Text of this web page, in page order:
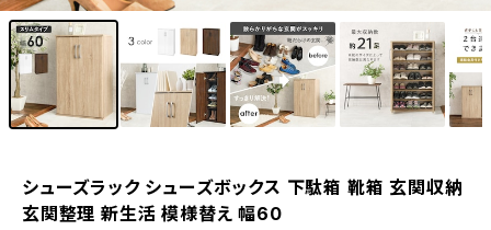
シューズラック シューズボックス 下駄箱 靴箱 玄関収納
玄関整理 新生活 模様替え 幅60